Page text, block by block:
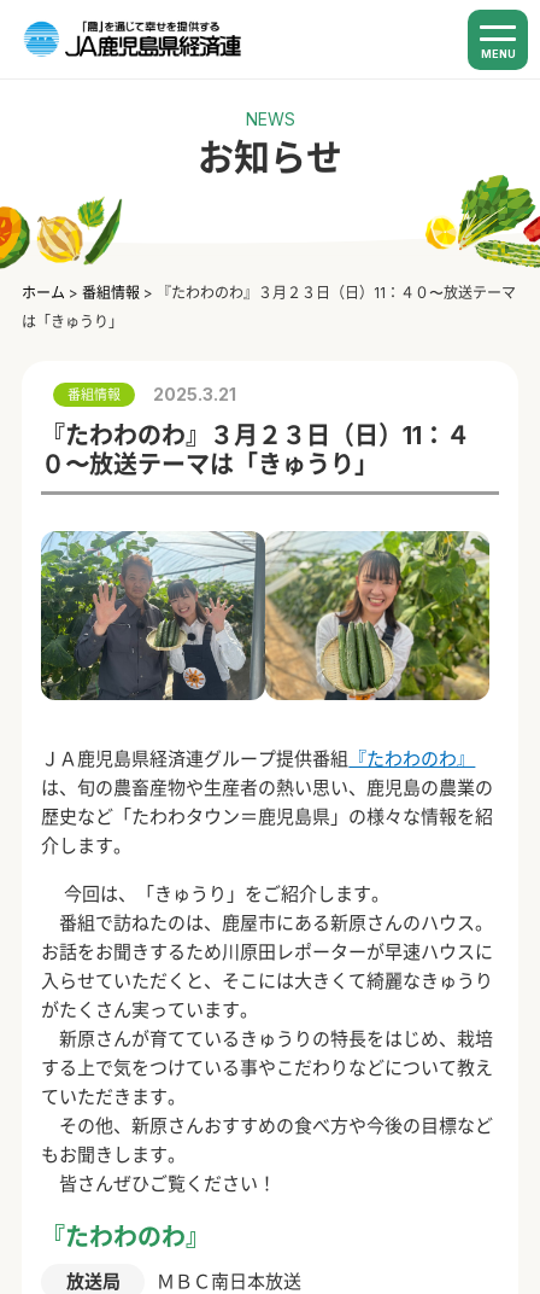
MENU
NEWS
お知らせ
ホーム > 番組情報 >
『たわわのわ』３月２３日（日）11：４０〜放送テーマ
は「きゅうり」
番組情報 2025.3.21
『たわわのわ』３月２３日（日）11：４
０〜放送テーマは「きゅうり」
ＪＡ鹿児島県経済連グループ提供番組 『たわわのわ』
は、旬の農畜産物や生産者の熱い思い、鹿児島の農業の
歴史など「たわわタウン＝鹿児島県」の様々な情報を紹
介します。
今回は、「きゅうり」をご紹介します。
番組で訪ねたのは、鹿屋市にある新原さんのハウス。
お話をお聞きするため川原田レポーターが早速ハウスに
入らせていただくと、そこには大きくて綺麗なきゅうり
がたくさん実っています。
新原さんが育てているきゅうりの特長をはじめ、栽培
する上で気をつけている事やこだわりなどについて教え
ていただきます。
その他、新原さんおすすめの食べ方や今後の目標など
もお聞きします。
皆さんぜひご覧ください！
『たわわのわ』
放送局
ＭＢＣ南日本放送